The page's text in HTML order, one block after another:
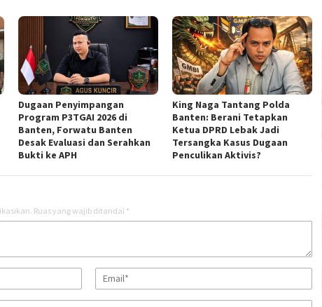
Dugaan Penyimpangan
Program P3TGAI 2026 di
Banten, Forwatu Banten
Desak Evaluasi dan Serahkan
Bukti ke APH
‎King Naga Tantang Polda
Banten: Berani Tetapkan
Ketua DPRD Lebak Jadi
Tersangka Kasus Dugaan
Penculikan Aktivis? ‎
Ruas yang wajib ditandai *